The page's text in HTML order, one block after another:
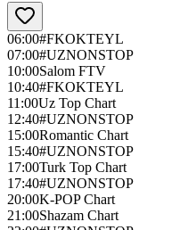
06:00#FKOKTEYL
07:00#UZNONSTOP
10:00Salom FTV
10:40#FKOKTEYL
11:00Uz Top Chart
12:40#UZNONSTOP
15:00Romantic Chart
15:40#UZNONSTOP
17:00Turk Top Chart
17:40#UZNONSTOP
20:00K-POP Chart
21:00Shazam Chart